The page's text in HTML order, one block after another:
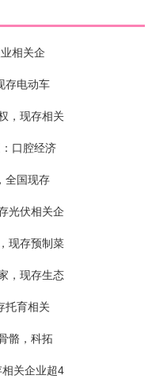
相关企
存电动车
，现存相关
口腔经济
全国现存
光伏相关企
现存预制菜
，现存生态
托育相关
骼，科拓
关企业超4